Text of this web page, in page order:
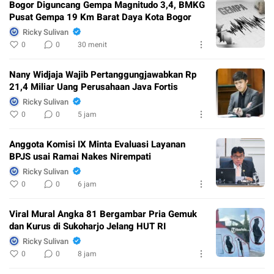
Bogor Diguncang Gempa Magnitudo 3,4, BMKG
Pusat Gempa 19 Km Barat Daya Kota Bogor
Ricky Sulivan
0 0 30 menit
Nany Widjaja Wajib Pertanggungjawabkan Rp
21,4 Miliar Uang Perusahaan Java Fortis
Ricky Sulivan
0 0 5 jam
Anggota Komisi IX Minta Evaluasi Layanan
BPJS usai Ramai Nakes Nirempati
Ricky Sulivan
0 0 6 jam
Viral Mural Angka 81 Bergambar Pria Gemuk
dan Kurus di Sukoharjo Jelang HUT RI
Ricky Sulivan
0 0 8 jam